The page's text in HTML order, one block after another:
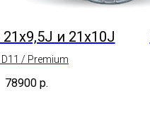
21x9,5J и 21x10J
D11 / Premium
78900 р.